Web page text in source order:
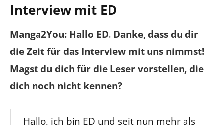
Interview mit ED
Manga2You: Hallo ED. Danke, dass du dir
die Zeit für das Interview mit uns nimmst!
Magst du dich für die Leser vorstellen, die
dich noch nicht kennen?
Hallo, ich bin ED und seit nun mehr als